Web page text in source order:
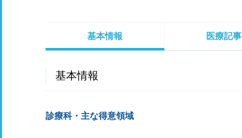
基本情報 医療記事
基本情報
診療科・主な得意領域